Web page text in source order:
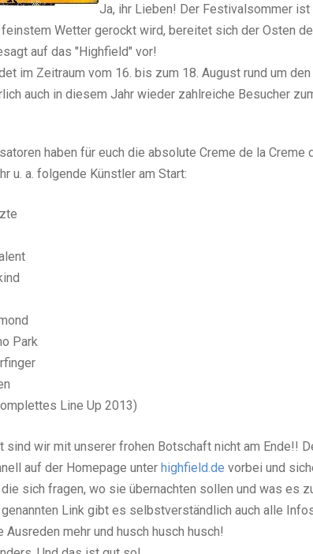
Ja, ihr Lieben! Der Festivalsommer ist
Wetter gerockt wird, bereitet sich der Osten
auf das "Highfield" vor!
im Zeitraum vom 16. bis zum 18. August rund um
auch in diesem Jahr wieder zahlreiche Besucher
haben für euch die absolute Creme de la
u. a. folgende Künstler am Start:
Park
komplettes Line Up 2013)
sind wir mit unserer frohen Botschaft nicht am Ende!!
auf der Homepage unter highfield.de vorbei und
die sich fragen, wo sie übernachten sollen und was es
Link gibt es selbstverständlich auch alle
Ausreden mehr und husch husch husch!